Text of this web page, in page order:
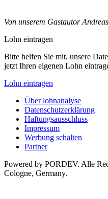
Von unserem Gastautor
Lohn eintragen
Bitte helfen Sie mit, unsere
jetzt Ihren eigenen Lohn
Lohn eintragen
Über lohnanalyse
Datenschutzerklärung
Haftungsausschluss
Impressum
Werbung schalten
Partner
Powered by PORDEV. Alle
Cologne, Germany.